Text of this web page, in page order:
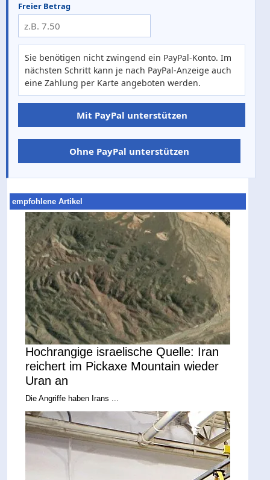
Freier Betrag
Sie benötigen nicht zwingend ein PayPal-Konto. Im
nächsten Schritt kann je nach PayPal-Anzeige auch
eine Zahlung per Karte angeboten werden.
Mit PayPal unterstützen
Ohne PayPal unterstützen
empfohlene Artikel
Hochrangige israelische Quelle: Iran
reichert im Pickaxe Mountain wieder
Uran an
Die Angriffe haben Irans ...